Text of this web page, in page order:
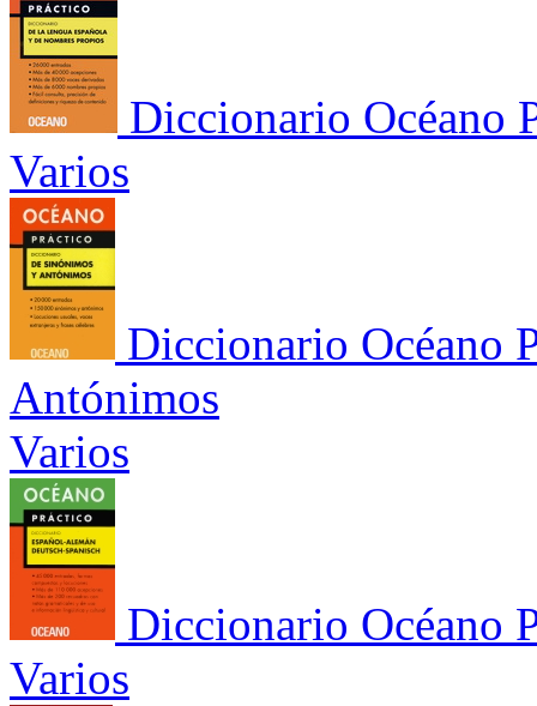
Diccionario Océano
Varios
Diccionario Océano
Antónimos
Varios
Diccionario Océano
Varios